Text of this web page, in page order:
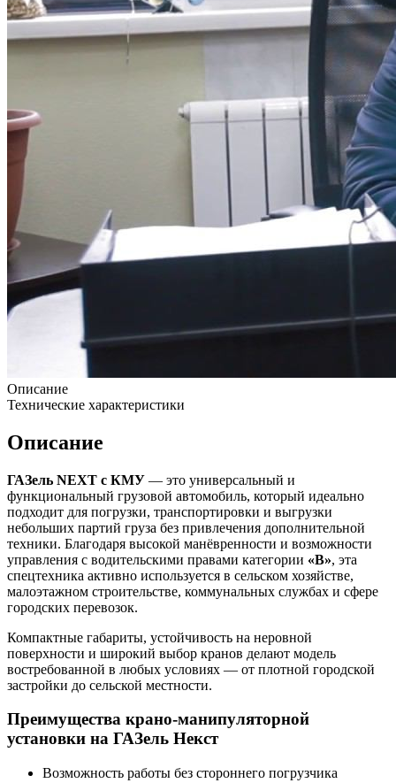
Описание
Технические характеристики
Описание
ГАЗель NEXT с КМУ — это универсальный и
функциональный грузовой автомобиль, который идеально
подходит для погрузки, транспортировки и выгрузки
небольших партий груза без привлечения дополнительной
техники. Благодаря высокой манёвренности и возможности
управления с водительскими правами категории «B», эта
спецтехника активно используется в сельском хозяйстве,
малоэтажном строительстве, коммунальных службах и сфере
городских перевозок.
Компактные габариты, устойчивость на неровной
поверхности и широкий выбор кранов делают модель
востребованной в любых условиях — от плотной городской
застройки до сельской местности.
Преимущества крано-манипуляторной
установки на ГАЗель Некст
Возможность работы без стороннего погрузчика